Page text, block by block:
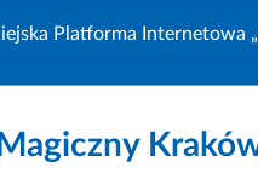
Platforma Internetowa